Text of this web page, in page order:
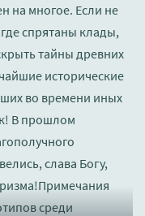
на многое. Если не
спрятаны клады,
тайны древних
исторические
во времени иных
В прошлом
слава Богу,
среди